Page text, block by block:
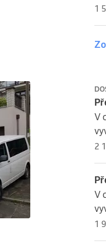
1
V
2
V
1